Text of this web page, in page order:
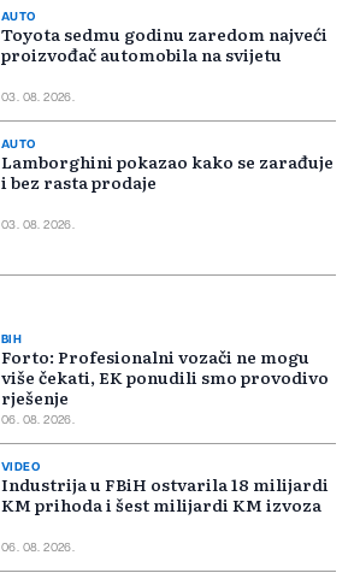
AUTO
Toyota sedmu godinu zaredom najveći
proizvođač automobila na svijetu
03. 08. 2026.
AUTO
Lamborghini pokazao kako se zarađuje
i bez rasta prodaje
03. 08. 2026.
BIH
Forto: Profesionalni vozači ne mogu
više čekati, EK ponudili smo provodivo
rješenje
06. 08. 2026.
VIDEO
Industrija u FBiH ostvarila 18 milijardi
KM prihoda i šest milijardi KM izvoza
06. 08. 2026.